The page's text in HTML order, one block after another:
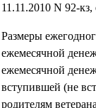
11.11.2010 N 92-
Размеры
ежемесячной
ежемесячной
вступившей (не
родителям